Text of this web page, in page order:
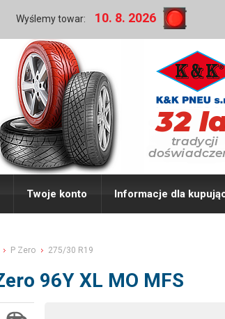
Wyślemy towar: 10. 8. 2026
Twoje konto Informacje dla
P Zero 275/30 R19
96Y XL MO MFS